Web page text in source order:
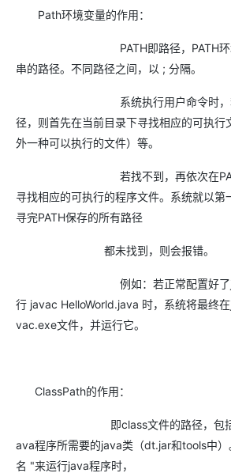
Path环境变量的作用：
PATH即路径，PATH环境变
串的路径。不同路径之间，以 ; 分隔。
系统执行用户命令时，若用
径，则首先在当前目录下寻找相应的可执行
外一种可以执行的文件）等。
若找不到，再依次在PATH保
寻找相应的可执行的程序文件。系统就以第
寻完PATH保存的所有路径
都未找到，则会报错。
例如：若正常配置好了jdk，
行 javac HelloWorld.java 时，系统将最终
vac.exe文件，并运行它。
ClassPath的作用：
即class文件的路径，包括当
ava程序所需要的java类（dt.jar和tools中
名 "来运行java程序时，